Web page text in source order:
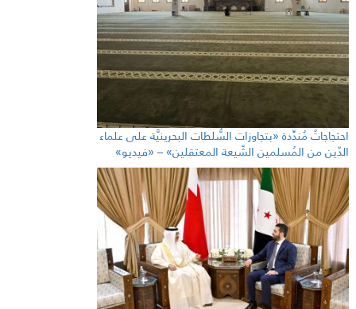
احتجاجاتٌ مُندِّدة «بتجاوزات السُّلطات البحرينيَّة على علماء
الدّين من المُسلمين الشّيعة المعتقلين» – «فيديو»